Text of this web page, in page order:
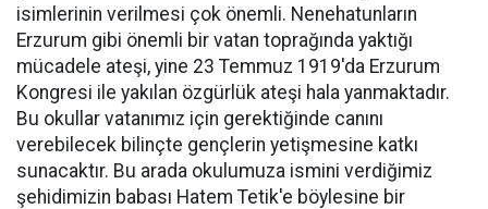
isimlerinin verilmesi çok önemli. Nenehatunların
Erzurum gibi önemli bir vatan toprağında yaktığı
mücadele ateşi, yine 23 Temmuz 1919'da Erzurum
Kongresi ile yakılan özgürlük ateşi hala yanmaktadır.
Bu okullar vatanımız için gerektiğinde canını
verebilecek bilinçte gençlerin yetişmesine katkı
sunacaktır. Bu arada okulumuza ismini verdiğimiz
şehidimizin babası Hatem Tetik'e böylesine bir